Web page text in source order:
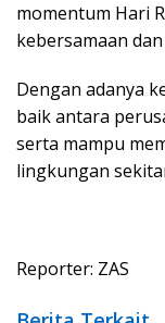
momentum Hari
kebersamaan
Dengan adanya
baik antara
serta mampu
lingkungan
Reporter: ZAS